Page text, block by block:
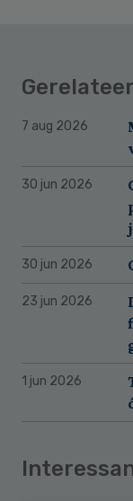
7 aug 2026
30 jun 2026
30 jun 2026
23 jun 2026
1 jun 2026